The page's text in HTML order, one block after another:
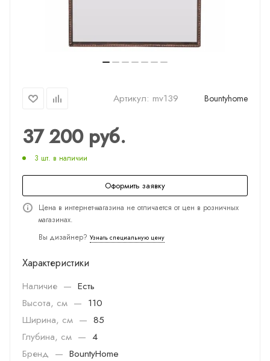
Артикул: mv139 Bountyhome
37 200руб.
3 шт. в наличии
Оформить заявку
Цена в интернет-магазина не отличается от цен в розничных
магазинах.
Вы дизайнер? Узнать специальную цену
Характеристики
Наличие — Есть
Высота, см — 110
Ширина, см — 85
Глубина, см — 4
Бренд — BountyHome